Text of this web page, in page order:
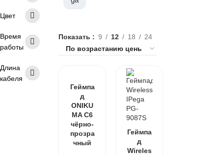
Цвет
Время
работы
Длина
кабеля
Показать 9 12 18 24
Геймпа
д
ONIKU
MA C6
чёрно-
прозра
чный
Геймпа
д
Wireles